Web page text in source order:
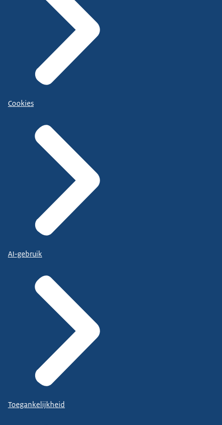
Cookies
AI-gebruik
Toegankelijkheid